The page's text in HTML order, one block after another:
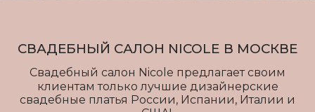
СВАДЕБНЫЙ САЛОН NICOLE В МОСКВЕ
Свадебный салон Nicole предлагает своим
клиентам только лучшие дизайнерские
свадебные платья России, Испании, Италии и